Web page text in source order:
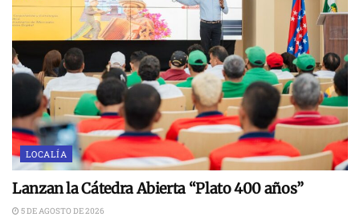
LOCALÍA
Lanzan la Cátedra Abierta “Plato 400 años”
5 DE AGOSTO DE 2026